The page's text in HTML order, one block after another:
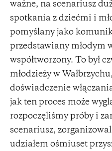
ważne, na scenariusz
spotkania z dziećmi i
pomyślany jako
przedstawiany młodym
współtworzony. To był
młodzieży w
doświadczenie
jak ten proces może
rozpoczęliśmy próby i
scenariusz,
udziałem ośmiuset